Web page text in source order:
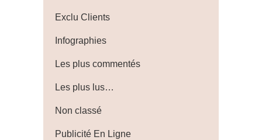
Exclu Clients
Infographies
Les plus commentés
Les plus lus…
Non classé
Publicité En Ligne